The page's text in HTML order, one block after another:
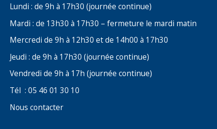
Lundi : de 9h à 17h30 (journée continue)
Mardi : de 13h30 à 17h30 – fermeture le mardi matin
Mercredi de 9h à 12h30 et de 14h00 à 17h30
Jeudi : de 9h à 17h30 (journée continue)
Vendredi de 9h à 17h (journée continue)
Tél : 05 46 01 30 10
Nous contacter